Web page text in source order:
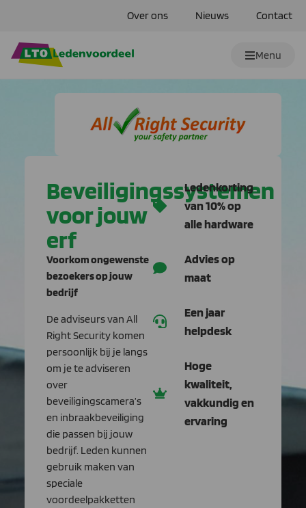
Over ons Nieuws Contact
Menu
Beveiligingssystemen
voor jouw
erf
Voorkom ongewenste
bezoekers op jouw
bedrijf
De adviseurs van All
Right Security komen
persoonlijk bij je langs
om je te adviseren
over
beveiligingscamera’s
en inbraakbeveiliging
die passen bij jouw
bedrijf. Leden kunnen
gebruik maken van
speciale
voordeelpakketten
Ledenkorting
van 10% op
alle hardware
Advies op
maat
Een jaar
helpdesk
Hoge
kwaliteit,
vakkundig en
ervaring